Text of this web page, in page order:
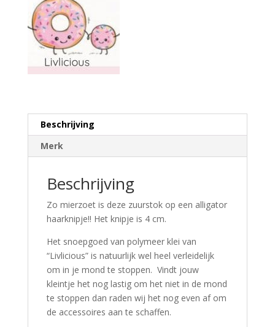
Beschrijving
Merk
Beschrijving
Zo mierzoet is deze zuurstok op een alligator
haarknipje!! Het knipje is 4 cm.
Het snoepgoed van polymeer klei van
“Livlicious” is natuurlijk wel heel verleidelijk
om in je mond te stoppen. Vindt jouw
kleintje het nog lastig om het niet in de mond
te stoppen dan raden wij het nog even af om
de accessoires aan te schaffen.